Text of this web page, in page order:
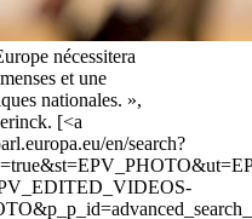
nécessitera
et une
nationales. »,
[<a
en/search?